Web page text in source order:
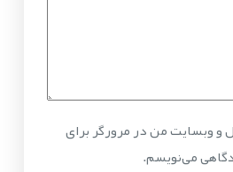
و وبسایت من در مرورگر برای
می‌نویسم.